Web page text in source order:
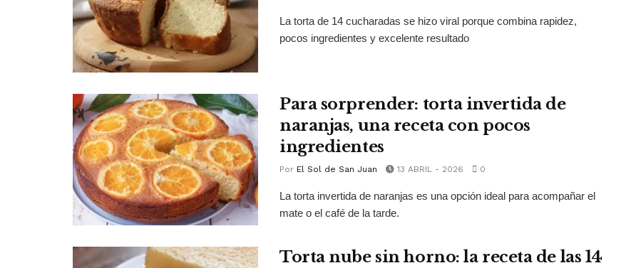
La torta de 14 cucharadas se hizo viral porque combina rapidez,
pocos ingredientes y excelente resultado
Para sorprender: torta invertida de
naranjas, una receta con pocos
ingredientes
Por El Sol de San Juan 13 ABRIL - 2026 0
La torta invertida de naranjas es una opción ideal para acompañar el
mate o el café de la tarde.
Torta nube sin horno: la receta de las 14